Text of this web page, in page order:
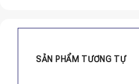
SẢN PHẨM TƯƠNG TỰ